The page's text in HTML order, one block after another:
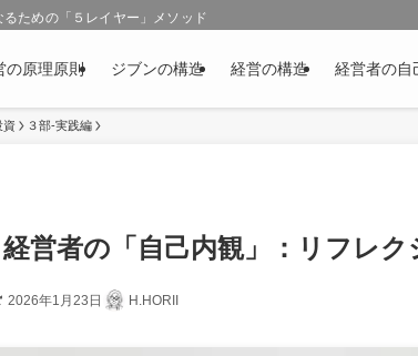
ための「５レイヤー」メソッド
の原理原則 ジブンの構造 経営の構造 経営者の自
資 ３部-実践編
営者の「自己内観」：リフレ
2026年1月23日 H.HORII